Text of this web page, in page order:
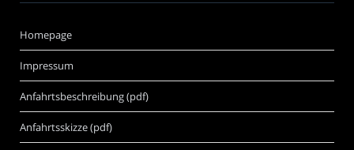
Homepage
Impressum
Anfahrtsbeschreibung (pdf)
Anfahrtsskizze (pdf)